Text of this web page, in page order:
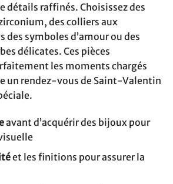
détails raffinés. Choisissez des
des colliers aux
des symboles d’amour ou des
délicates. Ces pièces
les moments chargés
un rendez-vous de Saint-Valentin
avant d’acquérir des bijoux pour
et les finitions pour assurer la